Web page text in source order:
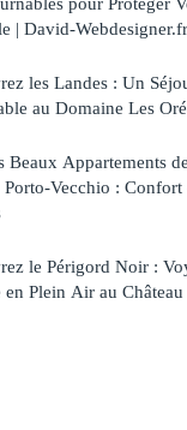
| David-Webdesigner.fr
les Landes : Un
au Domaine Les
Beaux Appartements
Vecchio :
le Périgord Noir :
en Plein Air au Château